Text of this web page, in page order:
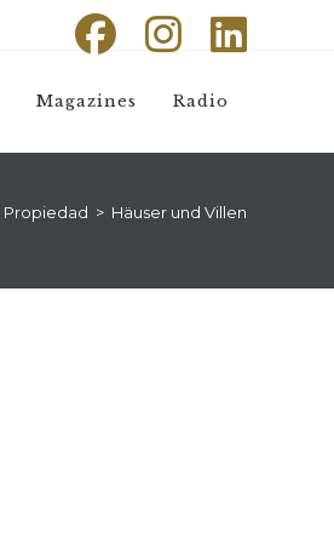
Magazines Radio
Propiedad > Häuser und Villen